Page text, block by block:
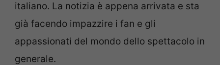
italiano. La notizia è appena arrivata e sta
già facendo impazzire i fan e gli
appassionati del mondo dello spettacolo in
generale.